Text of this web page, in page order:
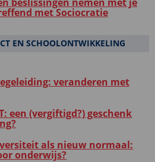
met Sociocratie
EN SCHOOLONTWIKKELING
veranderen met
een (vergiftigd?) geschenk
als nieuw normaal:
onderwijs?